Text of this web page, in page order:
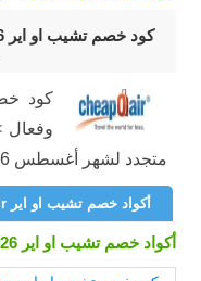
متجدد لشهر أغسطس 2026
أكواد خصم تشيب او اير Cheapoair
أكواد خصم تشيب او اير Cheapoair Coupon codes 2026